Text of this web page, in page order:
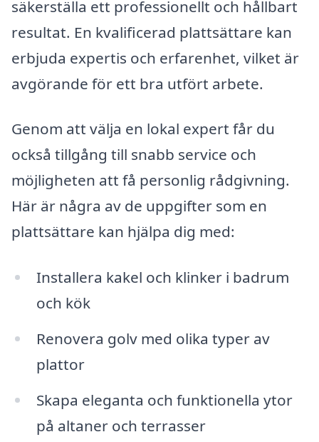
säkerställa ett professionellt och hållbart
resultat. En kvalificerad plattsättare kan
erbjuda expertis och erfarenhet, vilket är
avgörande för ett bra utfört arbete.
Genom att välja en lokal expert får du
också tillgång till snabb service och
möjligheten att få personlig rådgivning.
Här är några av de uppgifter som en
plattsättare kan hjälpa dig med:
Installera kakel och klinker i badrum
och kök
Renovera golv med olika typer av
plattor
Skapa eleganta och funktionella ytor
på altaner och terrasser